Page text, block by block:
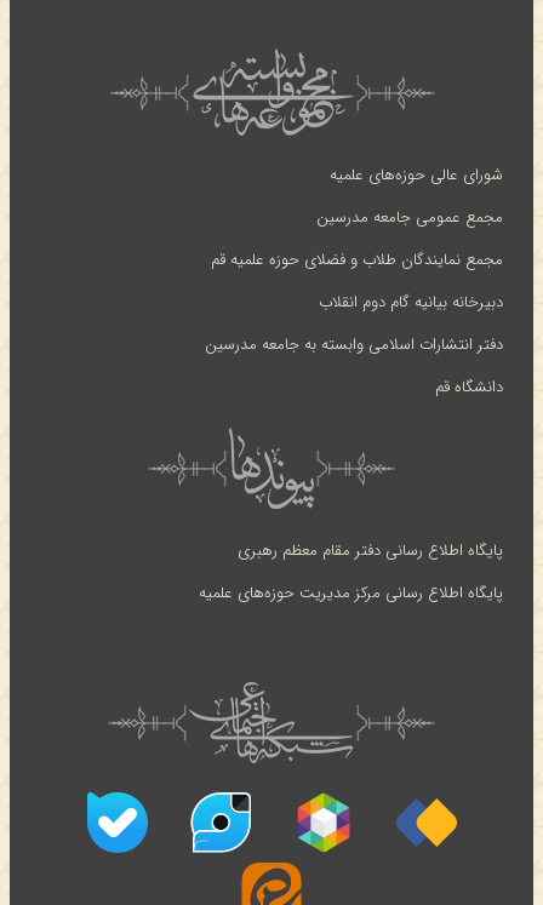
شورای عالی حوزه‌های علمیه
مجمع عمومی جامعه مدرسین
مجمع نمایندگان طلاب و فضلای حوزه علمیه قم
دبیرخانه بیانیه گام دوم انقلاب
دفتر انتشارات اسلامی وابسته به جامعه مدرسین
دانشگاه قم
پایگاه اطلاع رسانی دفتر مقام معظم رهبری
پایگاه اطلاع رسانی مرکز مدیریت حوزه‌های علمیه